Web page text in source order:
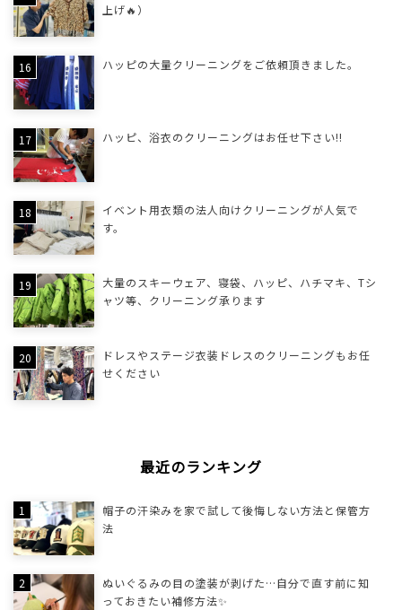
上げ🔥）
ハッピの大量クリーニングをご依頼頂きました。
ハッピ、浴衣のクリーニングはお任せ下さい!!
イベント用衣類の法人向けクリーニングが人気で
す。
大量のスキーウェア、寝袋、ハッピ、ハチマキ、Tシ
ャツ等、クリーニング承ります
ドレスやステージ衣装ドレスのクリーニングもお任
せください
最近のランキング
帽子の汗染みを家で試して後悔しない方法と保管方
法
ぬいぐるみの目の塗装が剥げた…自分で直す前に知
っておきたい補修方法✨